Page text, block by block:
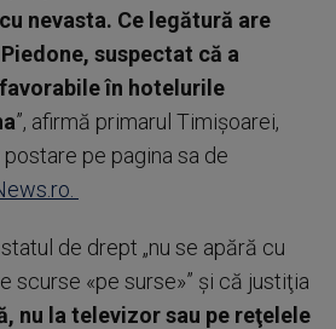
nevasta. Ce legătură are
suspectat că a
în hotelurile
”, afirmă primarul Timişoarei,
pe pagina sa de
de drept „nu se apără cu
scurse «pe surse»” şi că justiţia
nu la televizor sau pe reţelele